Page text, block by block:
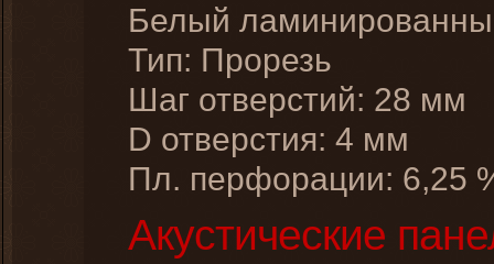
Белый
Тип: Прорезь
Шаг отверстий: 28 мм
D отверстия: 4 мм
Пл. перфорации: 6,25
Акустические